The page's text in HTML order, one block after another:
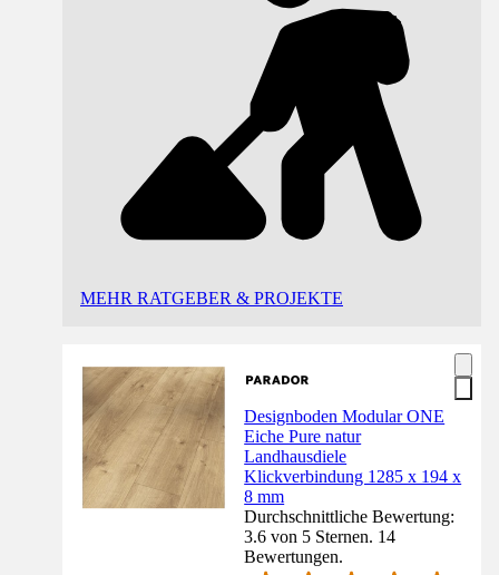
MEHR RATGEBER & PROJEKTE
Designboden Modular ONE
Eiche Pure natur
Landhausdiele
Klickverbindung 1285 x 194 x
8 mm
Durchschnittliche Bewertung:
3.6 von 5 Sternen. 14
Bewertungen.